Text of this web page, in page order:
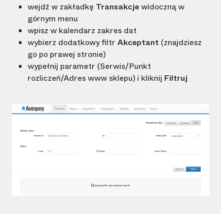
wejdź w zakładkę Transakcjewidoczną w
górnym menu
wpisz w kalendarz zakres dat
wybierz dodatkowy filtr Akceptant (znajdziesz
go po prawej stronie)
wypełnij parametr (Serwis/Punkt
rozliczeń/Adres www sklepu) i kliknij Filtruj